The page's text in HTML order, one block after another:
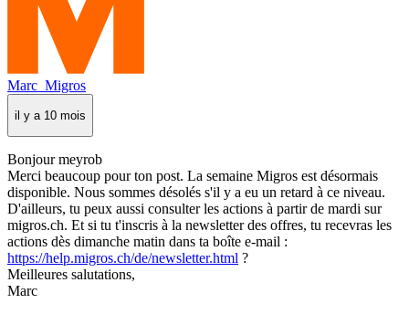
Marc_Migros
il y a 10 mois
Bonjour meyrob
Merci beaucoup pour ton post. La semaine Migros est désormais
disponible. Nous sommes désolés s'il y a eu un retard à ce niveau.
D'ailleurs, tu peux aussi consulter les actions à partir de mardi sur
migros.ch. Et si tu t'inscris à la newsletter des offres, tu recevras les
actions dès dimanche matin dans ta boîte e-mail :
https://help.migros.ch/de/newsletter.html ?
Meilleures salutations,
Marc